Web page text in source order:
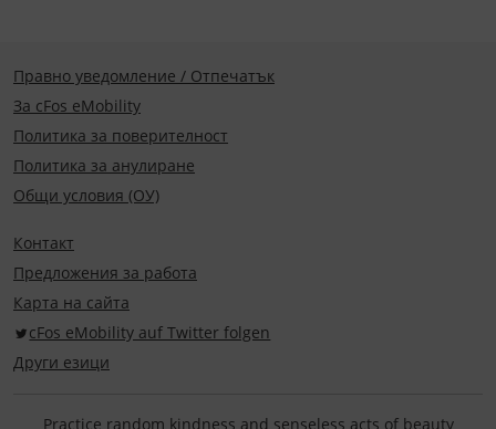
Правно уведомление / Отпечатък
За cFos eMobility
Политика за поверителност
Политика за анулиране
Общи условия (ОУ)
Контакт
Предложения за работа
Карта на сайта
cFos eMobility auf Twitter folgen
Други езици
Practice random kindness and senseless acts of beauty